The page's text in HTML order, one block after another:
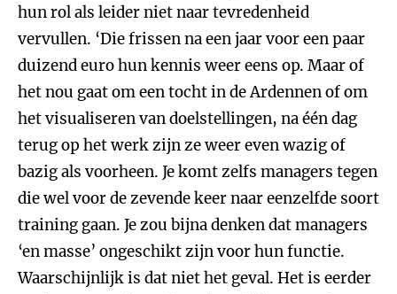
hun rol als leider niet naar tevredenheid
vervullen. ‘Die frissen na een jaar voor een paar
duizend euro hun kennis weer eens op. Maar of
het nou gaat om een tocht in de Ardennen of om
het visualiseren van doelstellingen, na één dag
terug op het werk zijn ze weer even wazig of
bazig als voorheen. Je komt zelfs managers tegen
die wel voor de zevende keer naar eenzelfde soort
training gaan. Je zou bijna denken dat managers
‘en masse’ ongeschikt zijn voor hun functie.
Waarschijnlijk is dat niet het geval. Het is eerder